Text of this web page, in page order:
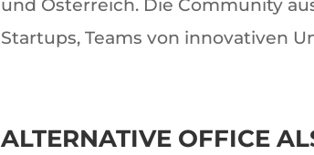
und Österreich. Die Community
Startups, Teams von innovativen
ALTERNATIVE OFFICE